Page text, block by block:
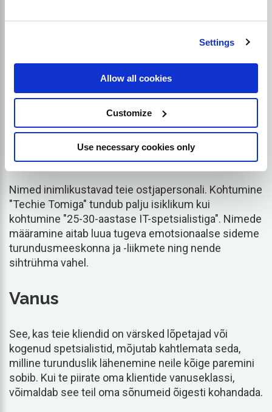
Settings
Allow all cookies
Customize
Use necessary cookies only
nimi, vanus, sissetulek, elukutse ja asukoht. Võttes
taustateave, huvid, hobid, eesmärgid ja sihid,
väärtused ja hirmud, samuti toote probleemid ja
valupunktid, koostame teie sihtkliendist tervikliku
Nimed inimlikustavad teie ostjapersonali. Kohtumine
"Techie Tomiga" tundub palju isiklikum kui
kohtumine "25-30-aastase IT-spetsialistiga". Nimede
määramine aitab luua tugeva emotsionaalse sideme
turundusmeeskonna ja -liikmete ning nende
sihtrühma vahel.
Vanus
See, kas teie kliendid on värsked lõpetajad või
kogenud spetsialistid, mõjutab kahtlemata seda,
milline turunduslik lähenemine neile kõige paremini
sobib. Kui te piirate oma klientide vanuseklassi,
võimaldab see teil oma sõnumeid õigesti kohandada.